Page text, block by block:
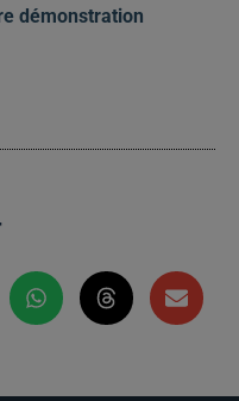
démonstration